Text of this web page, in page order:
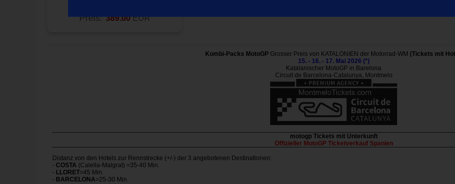
Preis: 389.00 EUR
Kombi-Packs MotoGP Grosser Preis von KATALONIEN der Motorrad-WM (Tickets mit
15. - 16. - 17. Mai 2026 (*)
Katalanischer MotoGP in Barelona
Circuit de Barcelona-Catalunya, Montmelo
motogp Tickets mit Unterkunft
Offizieller MotoGP Ticketverkauf Spanien
Distanz von den Hotels zur Rennstrecke (+/-) der 3 angebotenen Destinationen:
- COSTA (Calella-Malgrat) =35-40 Min.
- LLORET=45 Min.
- BARCELONA=25-30 Min.